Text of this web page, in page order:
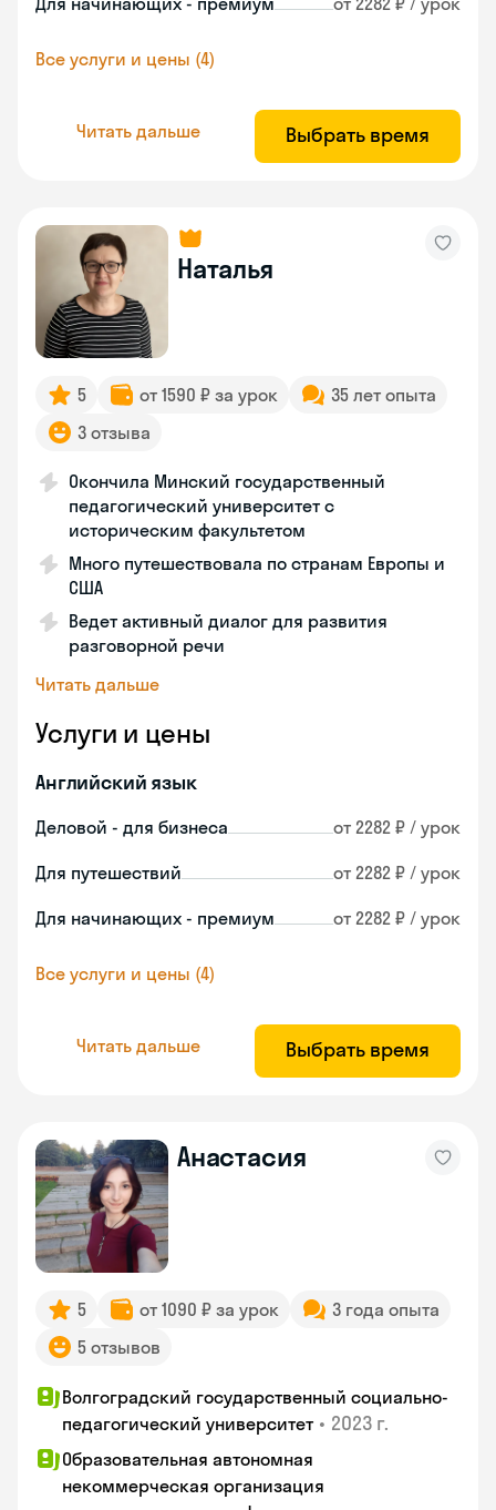
Все услуги и цены (4)
Читать дальше Выбрать время
Наталья
5 от 1590 ₽ за урок
35 лет опыта
3 отзыва
Окончила Минский государственный
педагогический университет с
историческим факультетом
Много путешествовала по странам Европы и
США
Ведет активный диалог для развития
разговорной речи
Читать дальше
Услуги и цены
Английский язык
Деловой - для бизнеса от 2282 ₽ / урок
Для путешествий от 2282 ₽ / урок
Для начинающих - премиум от 2282 ₽ / урок
Все услуги и цены (4)
Читать дальше Выбрать время
Анастасия
5 от 1090 ₽ за урок
3 года опыта
5 отзывов
Волгоградский государственный социально-
педагогический университет • 2023 г.
Образовательная автономная
некоммерческая организация